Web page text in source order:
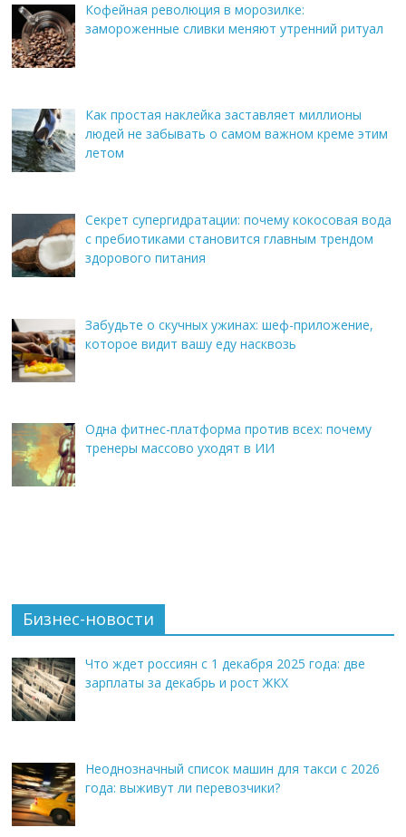
Кофейная революция в морозилке:
замороженные сливки меняют утренний ритуал
Как простая наклейка заставляет миллионы
людей не забывать о самом важном креме этим
летом
Секрет супергидратации: почему кокосовая вода
с пребиотиками становится главным трендом
здорового питания
Забудьте о скучных ужинах: шеф-приложение,
которое видит вашу еду насквозь
Одна фитнес-платформа против всех: почему
тренеры массово уходят в ИИ
Бизнес-новости
Что ждет россиян с 1 декабря 2025 года: две
зарплаты за декабрь и рост ЖКХ
Неоднозначный список машин для такси с 2026
года: выживут ли перевозчики?